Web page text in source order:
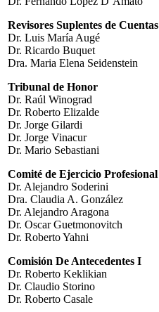
Revisores Suplentes de Cuentas
Dr. Luis María Augé
Dr. Ricardo Buquet
Dra. Maria Elena Seidenstein
Tribunal de Honor
Dr. Raúl Winograd
Dr. Roberto Elizalde
Dr. Jorge Gilardi
Dr. Jorge Vinacur
Dr. Mario Sebastiani
Comité de Ejercicio Profesional
Dr. Alejandro Soderini
Dra. Claudia A. González
Dr. Alejandro Aragona
Dr. Oscar Guetmonovitch
Dr. Roberto Yahni
Comisión De Antecedentes I
Dr. Roberto Keklikian
Dr. Claudio Storino
Dr. Roberto Casale